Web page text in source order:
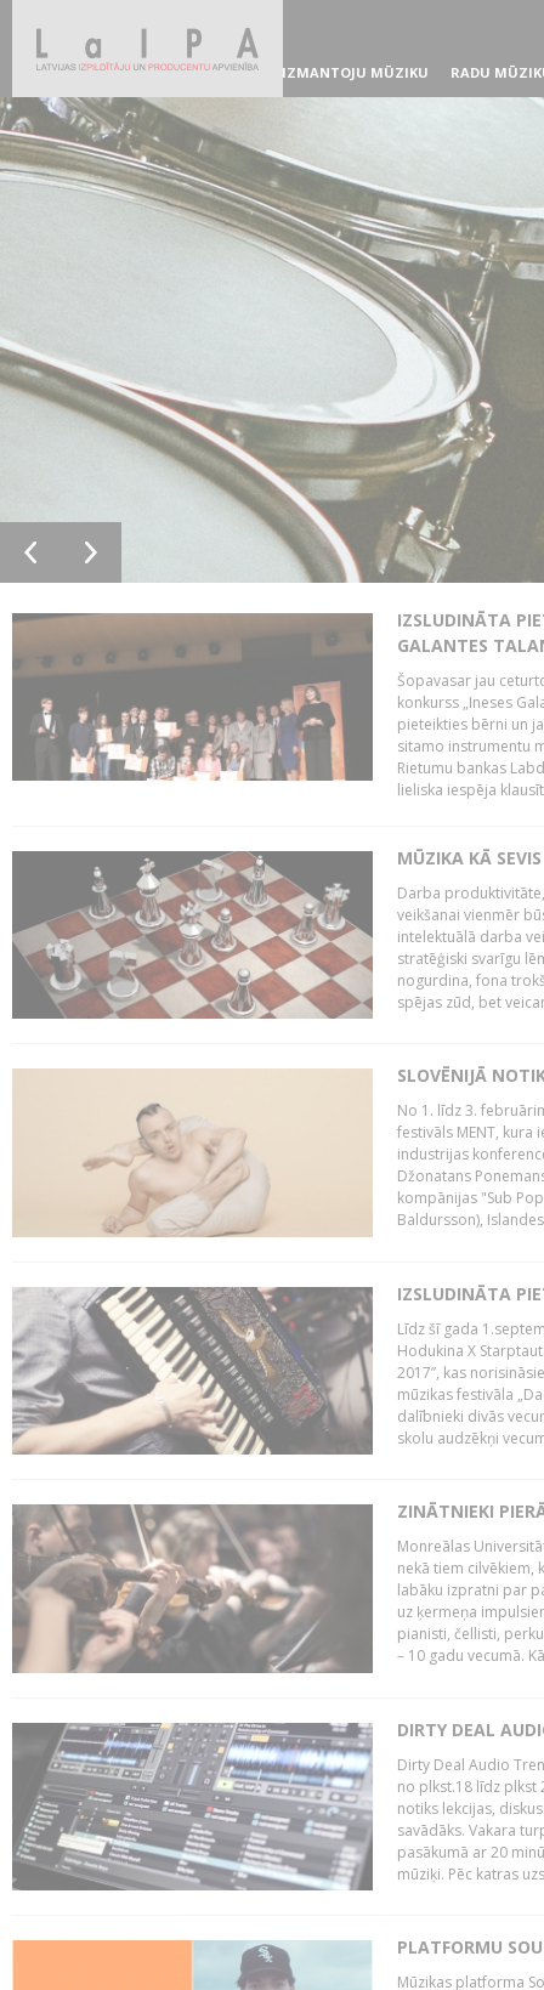
IZMANTOJU MŪZIKU RADU
IZSLUDINĀTA
GALANTES
Šopavasar jau
konkurss „Ineses
pieteikties bērni un
sitamo instrumentu
Rietumu bankas
lieliska iespēja
MŪZIKA KĀ
Darba
veikšanai vienmēr
intelektuālā darba
stratēģiski svarīgu
nogurdina, fona
spējas zūd, bet
SLOVĒNIJĀ
No 1. līdz 3.
festivāls MENT, kura
industrijas
Džonatans
kompānijas "Sub
Baldursson),
IZSLUDINĀTA
Līdz šī gada
Hodukina X
2017”, kas
mūzikas festivāla
dalībnieki divās
skolu audzēkņi
ZINĀTNIEKI
Monreālas
nekā tiem cilvēkiem,
labāku izpratni par
uz ķermeņa
pianisti, čellisti,
– 10 gadu vecumā.
DIRTY DEAL
Dirty Deal Audio
no plkst.18 līdz plkst
notiks lekcijas,
savādāks. Vakara
pasākumā ar 20
mūziķi. Pēc katras
PLATFORMU
Mūzikas platforma